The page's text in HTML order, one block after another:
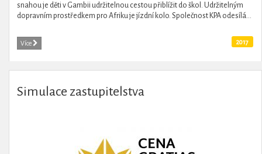
snahou je děti v Gambii udržitelnou cestou přiblížit do škol. Udržitelným
dopravním prostředkem pro Afriku je jízdní kolo. Společnost KPA odesílá...
Více 2017
Simulace zastupitelstva